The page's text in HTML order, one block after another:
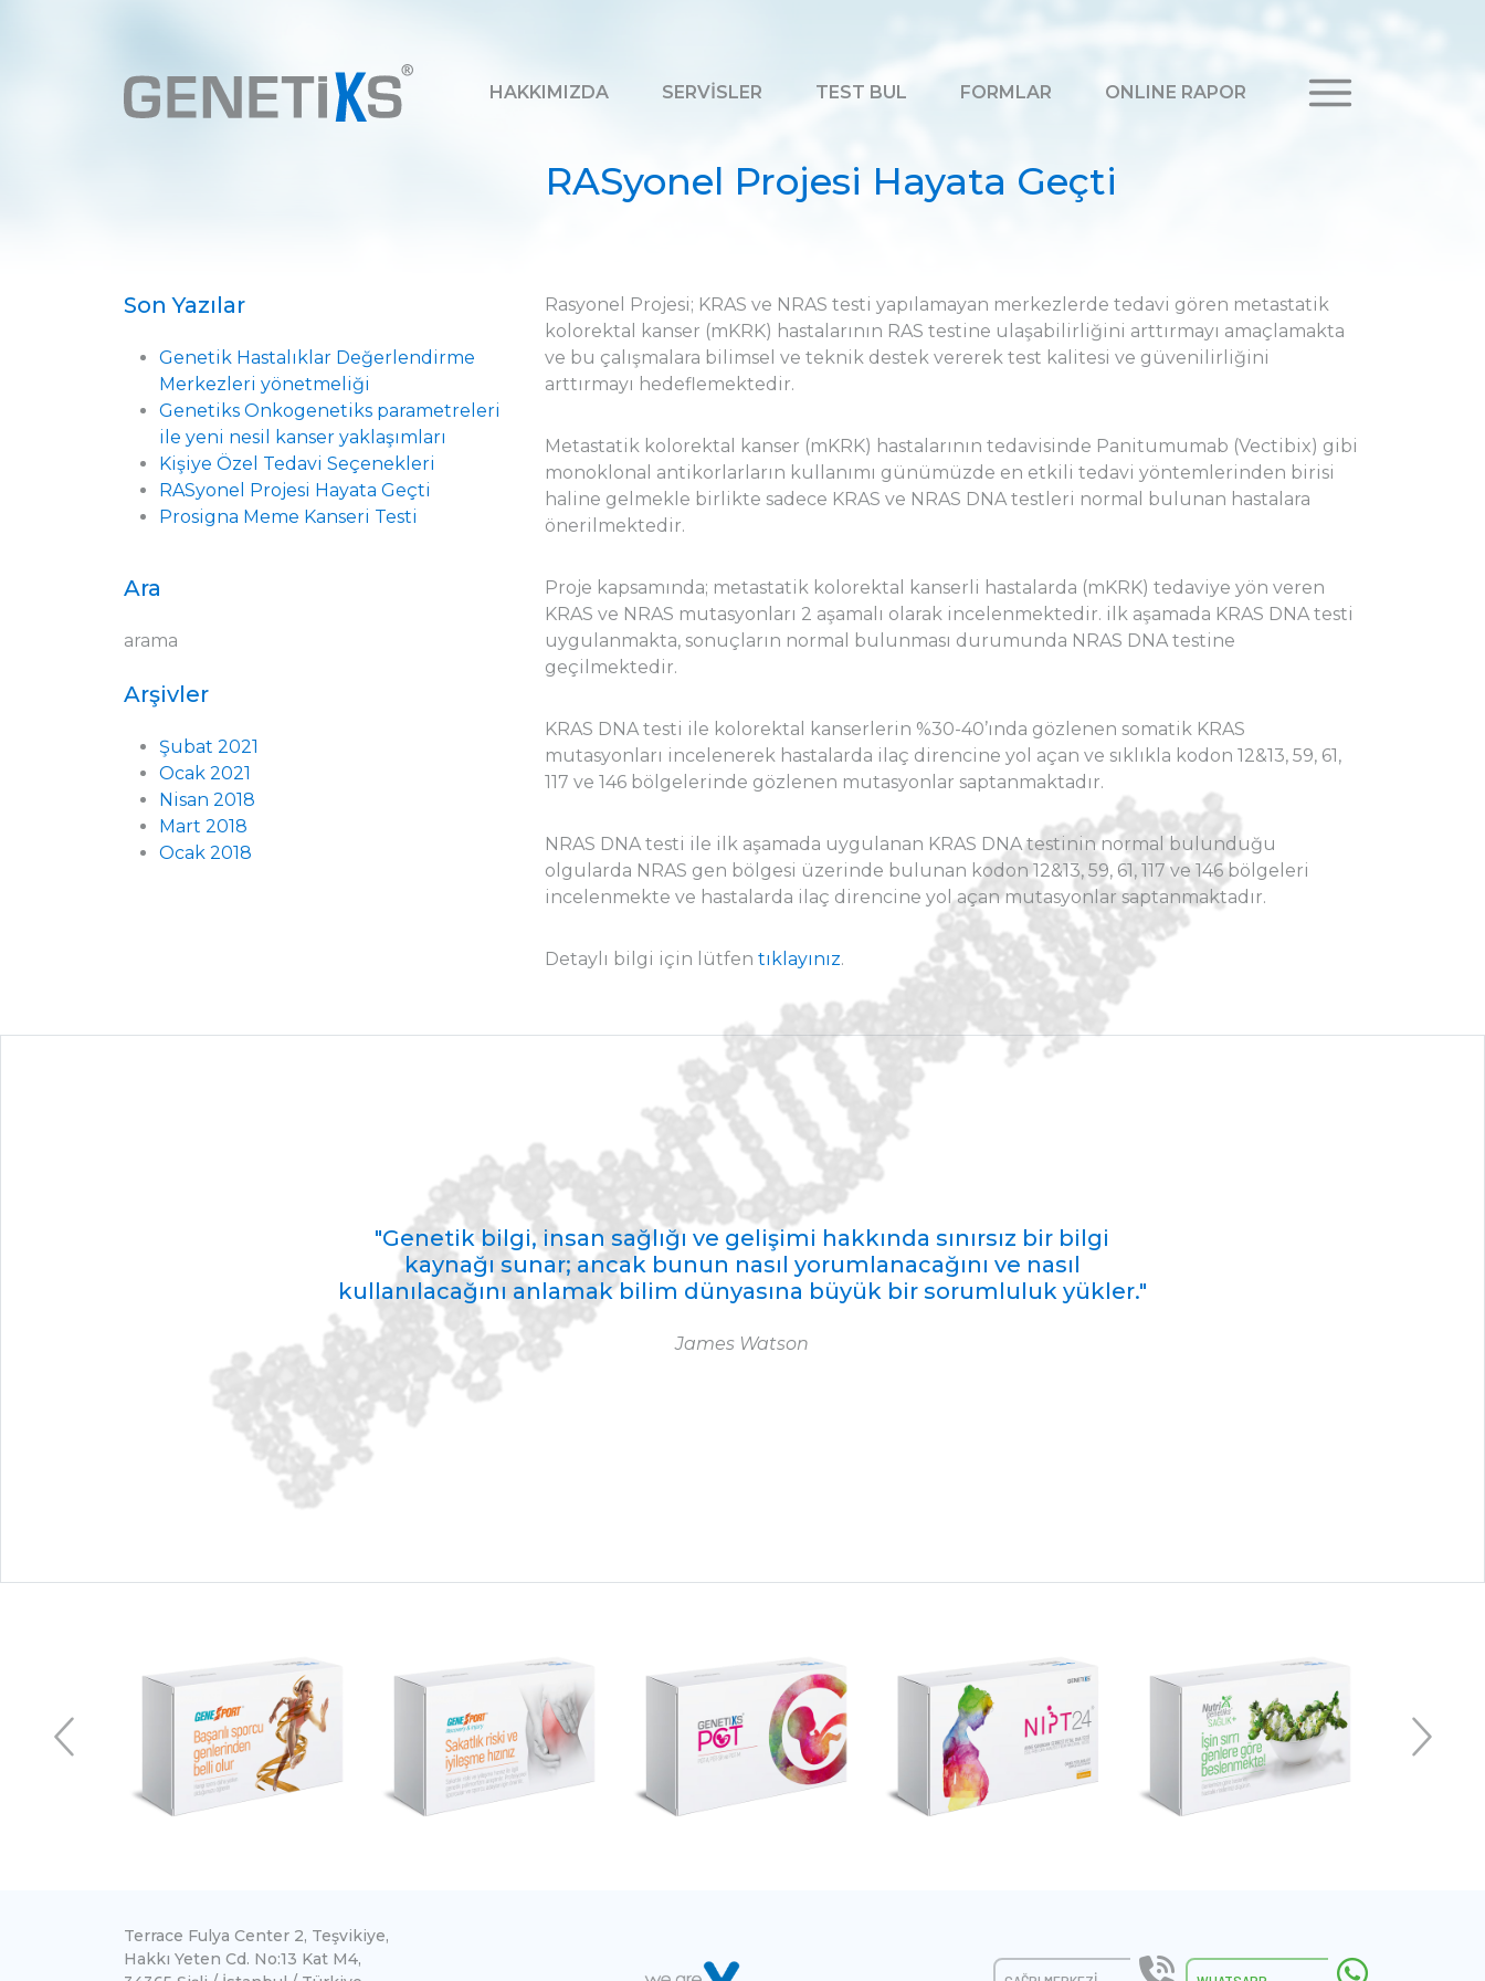
HAKKIMIZDA SERVİSLER TEST BUL FORMLAR ONLINE RAPOR
RASyonel Projesi Hayata Geçti
Son Yazılar
Genetik Hastalıklar Değerlendirme
Merkezleri yönetmeliği
Genetiks Onkogenetiks parametreleri
ile yeni nesil kanser yaklaşımları
Kişiye Özel Tedavi Seçenekleri
RASyonel Projesi Hayata Geçti
Prosigna Meme Kanseri Testi
Ara
arama
Arşivler
Şubat 2021
Ocak 2021
Nisan 2018
Mart 2018
Ocak 2018
Rasyonel Projesi; KRAS ve NRAS testi yapılamayan merkezlerde tedavi gören metastatik
kolorektal kanser (mKRK) hastalarının RAS testine ulaşabilirliğini arttırmayı amaçlamakta
ve bu çalışmalara bilimsel ve teknik destek vererek test kalitesi ve güvenilirliğini
arttırmayı hedeflemektedir.
Metastatik kolorektal kanser (mKRK) hastalarının tedavisinde Panitumumab (Vectibix) gibi
monoklonal antikorlarların kullanımı günümüzde en etkili tedavi yöntemlerinden birisi
haline gelmekle birlikte sadece KRAS ve NRAS DNA testleri normal bulunan hastalara
önerilmektedir.
Proje kapsamında; metastatik kolorektal kanserli hastalarda (mKRK) tedaviye yön veren
KRAS ve NRAS mutasyonları 2 aşamalı olarak incelenmektedir. ilk aşamada KRAS DNA testi
uygulanmakta, sonuçların normal bulunması durumunda NRAS DNA testine
geçilmektedir.
KRAS DNA testi ile kolorektal kanserlerin %30-40’ında gözlenen somatik KRAS
mutasyonları incelenerek hastalarda ilaç direncine yol açan ve sıklıkla kodon 12&13, 59, 61,
117 ve 146 bölgelerinde gözlenen mutasyonlar saptanmaktadır.
NRAS DNA testi ile ilk aşamada uygulanan KRAS DNA testinin normal bulunduğu
olgularda NRAS gen bölgesi üzerinde bulunan kodon 12&13, 59, 61, 117 ve 146 bölgeleri
incelenmekte ve hastalarda ilaç direncine yol açan mutasyonlar saptanmaktadır.
Detaylı bilgi için lütfentıklayınız.
"Genetik bilgi, insan sağlığı ve gelişimi hakkında sınırsız bir bilgi
kaynağı sunar; ancak bunun nasıl yorumlanacağını ve nasıl
kullanılacağını anlamak bilim dünyasına büyük bir sorumluluk yükler."
James Watson
Terrace Fulya Center 2, Teşvikiye,
Hakkı Yeten Cd. No:13 Kat M4,